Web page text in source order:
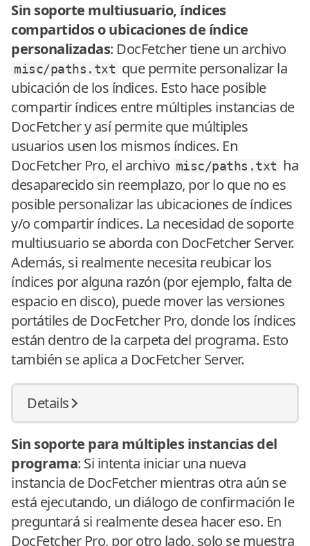
Sin soporte multiusuario, índices
compartidos o ubicaciones de índice
personalizadas: DocFetcher tiene un archivo
misc/paths.txt que permite personalizar la
ubicación de los índices. Esto hace posible
compartir índices entre múltiples instancias de
DocFetcher y así permite que múltiples
usuarios usen los mismos índices. En
DocFetcher Pro, el archivo misc/paths.txt ha
desaparecido sin reemplazo, por lo que no es
posible personalizar las ubicaciones de índices
y/o compartir índices. La necesidad de soporte
multiusuario se aborda con DocFetcher Server.
Además, si realmente necesita reubicar los
índices por alguna razón (por ejemplo, falta de
espacio en disco), puede mover las versiones
portátiles de DocFetcher Pro, donde los índices
están dentro de la carpeta del programa. Esto
también se aplica a DocFetcher Server.
Details
Sin soporte para múltiples instancias del
programa: Si intenta iniciar una nueva
instancia de DocFetcher mientras otra aún se
está ejecutando, un diálogo de confirmación le
preguntará si realmente desea hacer eso. En
DocFetcher Pro, por otro lado, solo se muestra